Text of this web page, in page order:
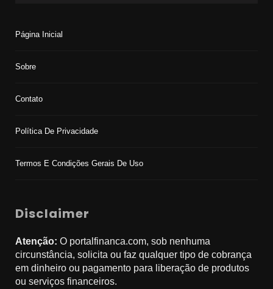
Página Inicial
Sobre
Contato
Política De Privacidade
Termos E Condições Gerais De Uso
Disclaimer
Atenção: O portalfinanca.com, sob nenhuma
circunstância, solicita ou faz qualquer tipo de cobrança
em dinheiro ou pagamento para liberação de produtos
ou serviços financeiros.